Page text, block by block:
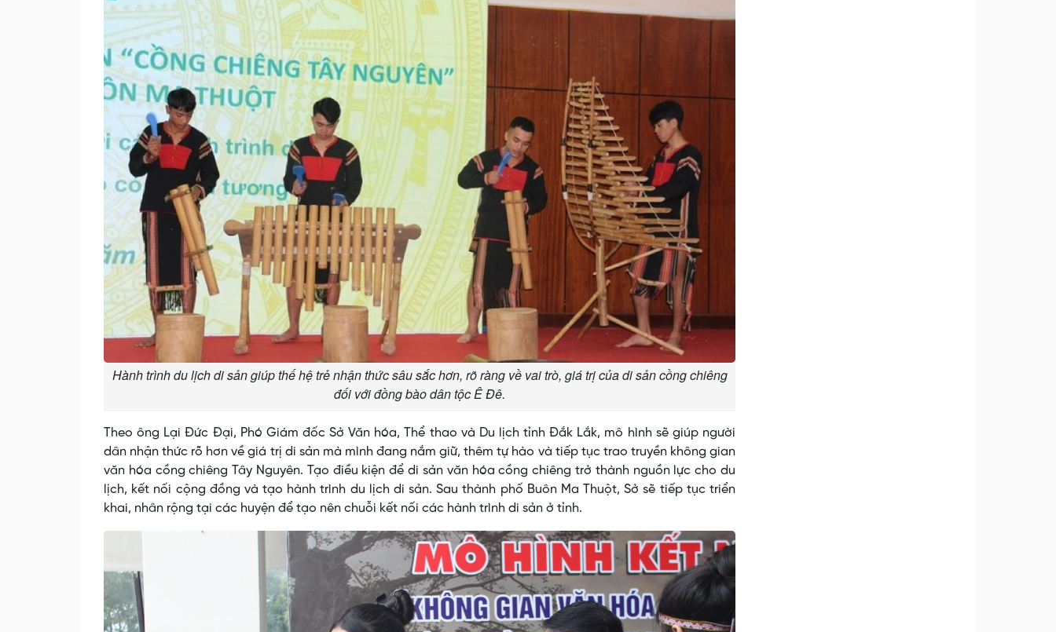
Hành trình du lịch di sản giúp thế hệ trẻ nhận thức sâu sắc hơn, rõ ràng về vai trò, giá trị của di sản cồng chiêng
đối với đồng bào dân tộc Ê Đê.
Theo ông Lại Đức Đại, Phó Giám đốc Sở Văn hóa, Thể thao và Du lịch tỉnh Đắk Lắk, mô hình sẽ giúp người
dân nhận thức rõ hơn về giá trị di sản mà mình đang nắm giữ, thêm tự hào và tiếp tục trao truyền không gian
văn hóa cồng chiêng Tây Nguyên. Tạo điều kiện để di sản văn hóa cồng chiêng trở thành nguồn lực cho du
lịch, kết nối cộng đồng và tạo hành trình du lịch di sản. Sau thành phố Buôn Ma Thuột, Sở sẽ tiếp tục triển
khai, nhân rộng tại các huyện để tạo nên chuỗi kết nối các hành trình di sản ở tỉnh.